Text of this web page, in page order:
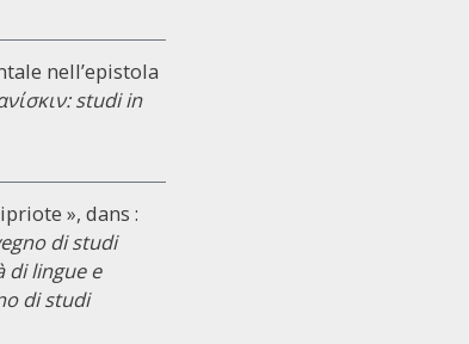
nell’epistola
studi in
», dans :
di studi
di lingue e
di studi